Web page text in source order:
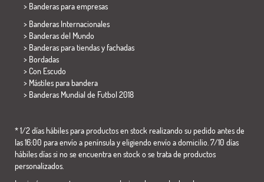
> Banderas para empresas
> Banderas Internacionales
> Banderas del Mundo
> Banderas para tiendas y fachadas
> Bordadas
> Con Escudo
> Mástiles para bandera
> Banderas Mundial de Futbol 2018
* 1/2 días hábiles para productos en stock realizando su pedido antes de
las 16:00 para envío a península y eligiendo envío a domicilio. 7/10 días
hábiles días si no se encuentra en stock o se trata de productos
personalizados.